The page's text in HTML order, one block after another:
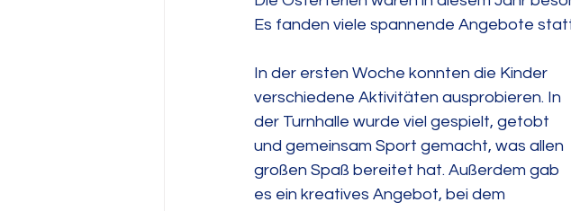
Es fanden viele spannende Angebote
In der ersten Woche konnten die Kinder
verschiedene Aktivitäten ausprobieren. In
der Turnhalle wurde viel gespielt, getobt
und gemeinsam Sport gemacht, was allen
großen Spaß bereitet hat. Außerdem gab
es ein kreatives Angebot, bei dem